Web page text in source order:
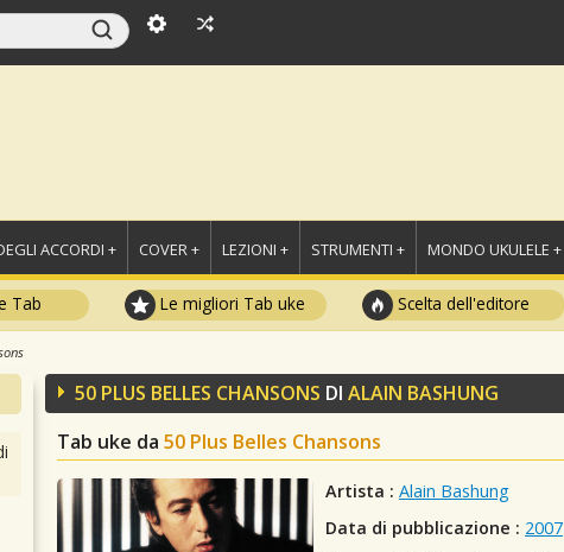
ACCORDI + COVER + LEZIONI + STRUMENTI + MONDO UKULELE +
Tab Le migliori Tab uke Scelta dell'editore
50 PLUS BELLES CHANSONS DI ALAIN BASHUNG
Tab uke da 50 Plus Belles Chansons
Artista : Alain Bashung
Data di pubblicazione : 2007